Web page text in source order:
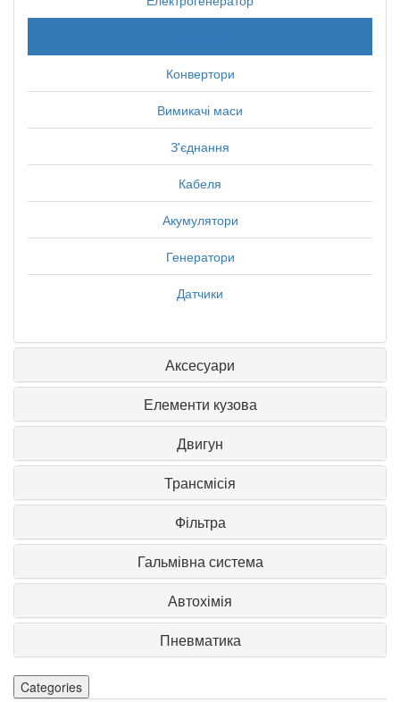
Конвертори
Вимикачі маси
З'єднання
Кабеля
Акумулятори
Генератори
Датчики
Аксесуари
Елементи кузова
Двигун
Трансмісія
Фільтра
Гальмівна система
Автохімія
Пневматика
Categories